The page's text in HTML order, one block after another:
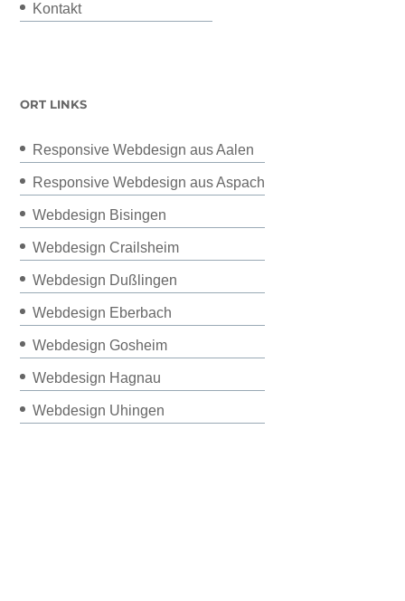
Kontakt
ORT LINKS
Responsive Webdesign aus Aalen
Responsive Webdesign aus Aspach
Webdesign Bisingen
Webdesign Crailsheim
Webdesign Dußlingen
Webdesign Eberbach
Webdesign Gosheim
Webdesign Hagnau
Webdesign Uhingen